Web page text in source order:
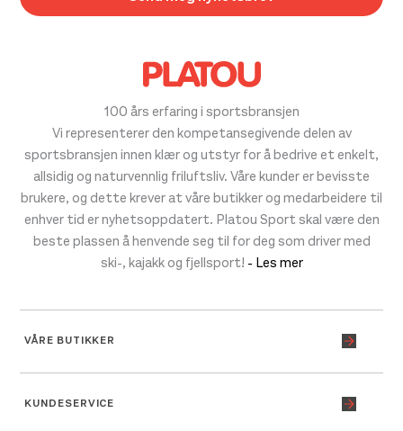
100 års erfaring i sportsbransjen
Vi representerer den kompetansegivende delen av
sportsbransjen innen klær og utstyr for å bedrive et enkelt,
allsidig og naturvennlig friluftsliv. Våre kunder er bevisste
brukere, og dette krever at våre butikker og medarbeidere til
enhver tid er nyhetsoppdatert. Platou Sport skal være den
beste plassen å henvende seg til for deg som driver med
ski-, kajakk og fjellsport! - Les mer
VÅRE BUTIKKER
KUNDESERVICE